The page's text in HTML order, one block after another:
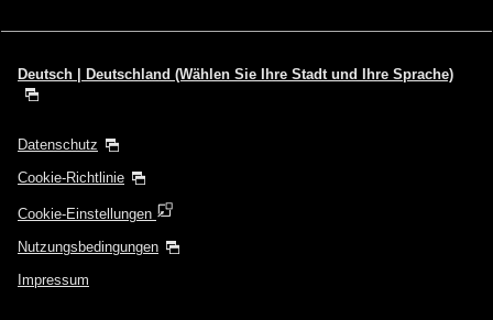
Informationen zu Aktionscodes
Deutsch | Deutschland (Wählen Sie Ihre Stadt und Ihre Sprache)
Datenschutz
Cookie-Richtlinie
Cookie-Einstellungen
Nutzungsbedingungen
Impressum